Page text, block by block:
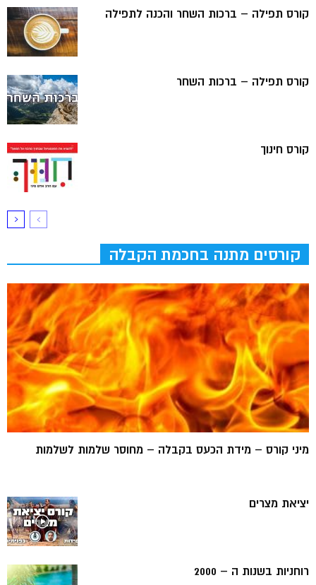
קורס תפילה – ברכות השחר והכנה לתפילה
קורס תפילה – ברכות השחר
קורס חינוך
קורסים מתנה בחכמת הקבלה
מיני קורס – מידת הכעס בקבלה – מחוסר שלמות לשלמות
יציאת מצרים
רוחניות בשנות ה – 2000